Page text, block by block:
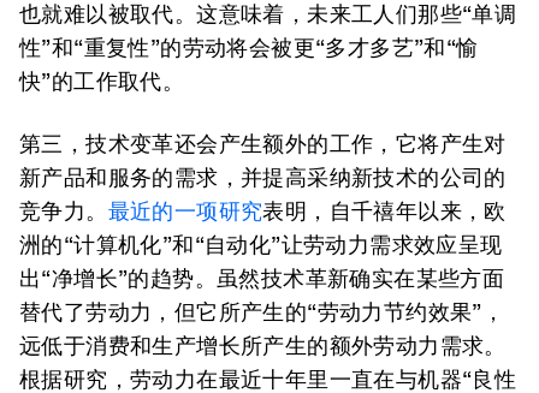
也就难以被取代。这意味着，未来工人们那些“单调
性”和“重复性”的劳动将会被更“多才多艺”和“愉
快”的工作取代。
第三，技术变革还会产生额外的工作，它将产生对
新产品和服务的需求，并提高采纳新技术的公司的
竞争力。 最近的一项研究表明，自千禧年以来，欧
洲的“计算机化”和“自动化”让劳动力需求效应呈现
出“净增长”的趋势。虽然技术革新确实在某些方面
替代了劳动力，但它所产生的“劳动力节约效果”，
远低于消费和生产增长所产生的额外劳动力需求。
根据研究，劳动力在最近十年里一直在与机器“良性